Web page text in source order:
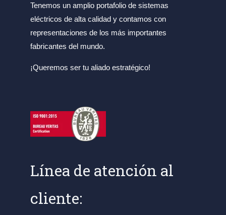
Tenemos un amplio portafolio de sistemas
eléctricos de alta calidad y contamos con
representaciones de los más importantes
fabricantes del mundo.
¡Queremos ser tu aliado estratégico!
Línea de atención al
cliente: